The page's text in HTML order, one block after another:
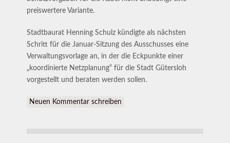
preiswertere Variante.
Stadtbaurat Henning Schulz kündigte als nächsten
Schritt für die Januar-Sitzung des Ausschusses eine
Verwaltungsvorlage an, in der die Eckpunkte einer
„koordinierte Netzplanung“ für die Stadt Gütersloh
vorgestellt und beraten werden sollen.
Neuen Kommentar schreiben